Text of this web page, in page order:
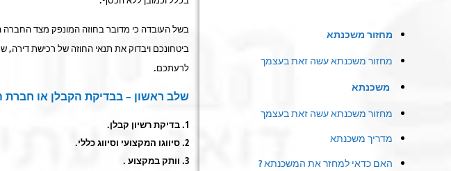
בשל העובדה כי מדובר בחוזה המונפק מצד החברה
ביטחונכם ויבדוק את תנאי החוזה של רכישת
לרעתכם.
שלב ראשון – בבדיקת הקבלן או חברת
בדיקת רשיון קבלן.
סיווגו המקצועי וסיווג כללי.
וותק במקצוע .
מחזור משכנתא
מחזור משכנתא עשה זאת בעצמך
משכנתא
מחזור משכנתא עשה זאת בעצמך
מדריך משכנתא
האם כדאי למחזר את המשכנתא ?